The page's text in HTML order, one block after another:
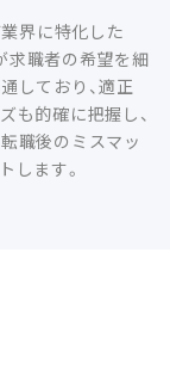
界に特化した
求職者の希望を細
しており、適正
も的確に把握し、
職後のミスマッ
します。